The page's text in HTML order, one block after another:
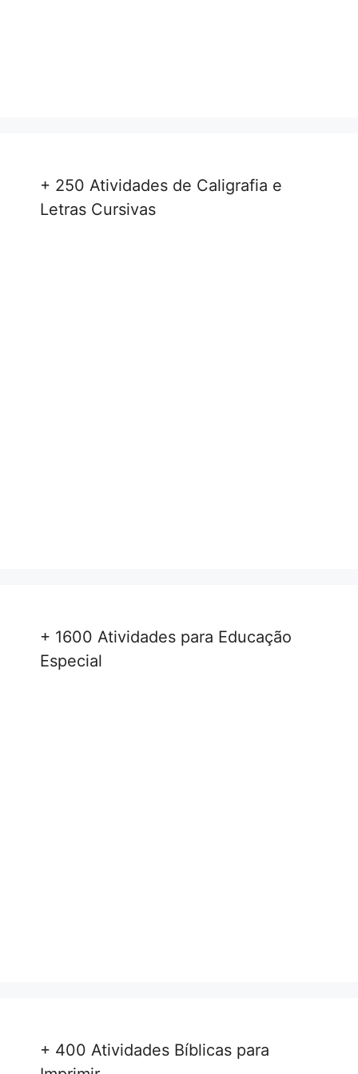
+ 250 Atividades de Caligrafia e
Letras Cursivas
+ 1600 Atividades para Educação
Especial
+ 400 Atividades Bíblicas para